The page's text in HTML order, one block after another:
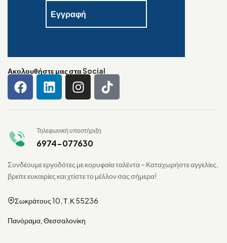
Ακολουθήστε μας στα Social
Τηλεφωνική υποστήριξη
6974-077630
Συνδέουμε εργοδότες με κορυφαία ταλέντα – Καταχωρήστε αγγελίες,
βρείτε ευκαιρίες και χτίστε το μέλλον σας σήμερα!
Σωκράτους 10, Τ.Κ 55236
Πανόραμα, Θεσσαλονίκη